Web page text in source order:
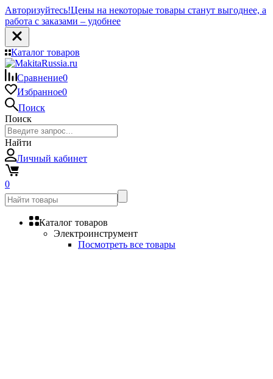
Авторизуйтесь!Цены на некоторые товары станут выгоднее, а
работа с заказами – удобнее
Каталог товаров
Сравнение0
Избранное0
Поиск
Поиск
Найти
Личный кабинет
0
Каталог товаров
Электроинструмент
Посмотреть все товары